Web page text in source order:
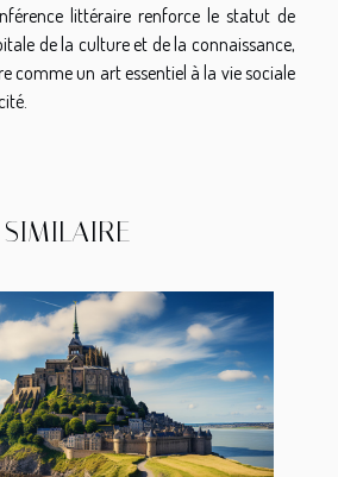
littéraire renforce le statut de
de la culture et de la connaissance,
comme un art essentiel à la vie sociale
SIMILAIRE